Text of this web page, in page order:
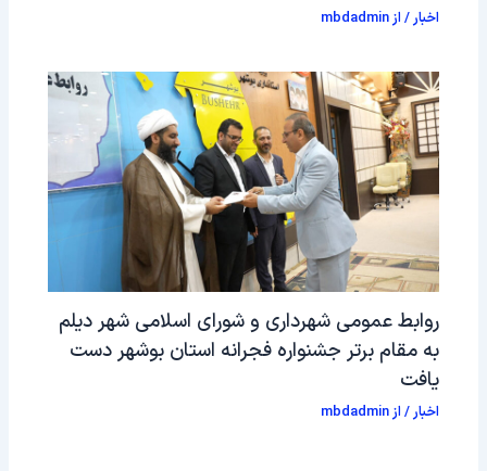
اخبار/ ازmbdadmin
روابط عمومی شهرداری و شورای اسلامی شهر دیلم
به مقام برتر جشنواره فجرانه استان بوشهر دست
یافت
اخبار/ ازmbdadmin